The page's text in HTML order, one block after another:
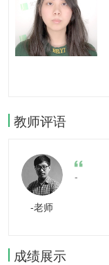
教师评语
-老师
-
成绩展示